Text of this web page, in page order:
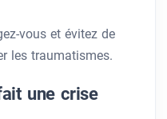
vous et évitez de
les traumatismes.
une crise